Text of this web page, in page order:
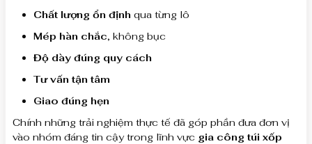
Chất lượng ổn định qua từng lô
Mép hàn chắc, không bục
Độ dày đúng quy cách
Tư vấn tận tâm
Giao đúng hẹn
Chính những trải nghiệm thực tế đã góp phần đưa đơn vị
vào nhóm đáng tin cậy trong lĩnh vực gia công túi xốp